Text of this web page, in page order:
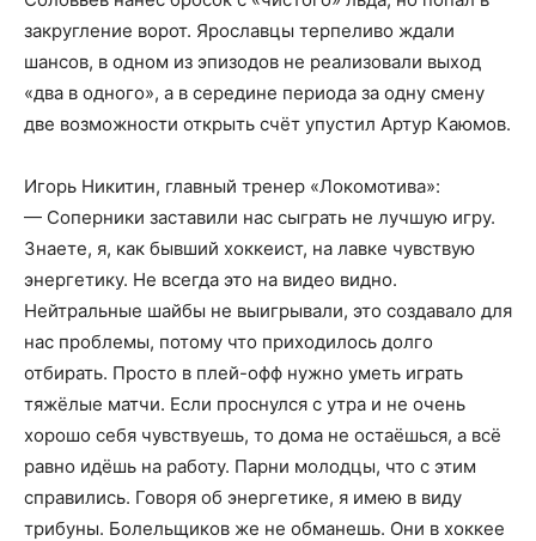
закругление ворот. Ярославцы терпеливо ждали
шансов, в одном из эпизодов не реализовали выход
«два в одного», а в середине периода за одну смену
две возможности открыть счёт упустил Артур Каюмов.
Игорь Никитин, главный тренер «Локомотива»:
— Соперники заставили нас сыграть не лучшую игру.
Знаете, я, как бывший хоккеист, на лавке чувствую
энергетику. Не всегда это на видео видно.
Нейтральные шайбы не выигрывали, это создавало для
нас проблемы, потому что приходилось долго
отбирать. Просто в плей-офф нужно уметь играть
тяжёлые матчи. Если проснулся с утра и не очень
хорошо себя чувствуешь, то дома не остаёшься, а всё
равно идёшь на работу. Парни молодцы, что с этим
справились. Говоря об энергетике, я имею в виду
трибуны. Болельщиков же не обманешь. Они в хоккее